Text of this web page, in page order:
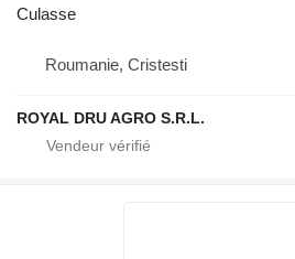
Culasse
Roumanie, Cristesti
ROYAL DRU AGRO S.R.L.